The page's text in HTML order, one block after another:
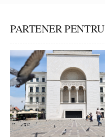
PARTENER PENTRU